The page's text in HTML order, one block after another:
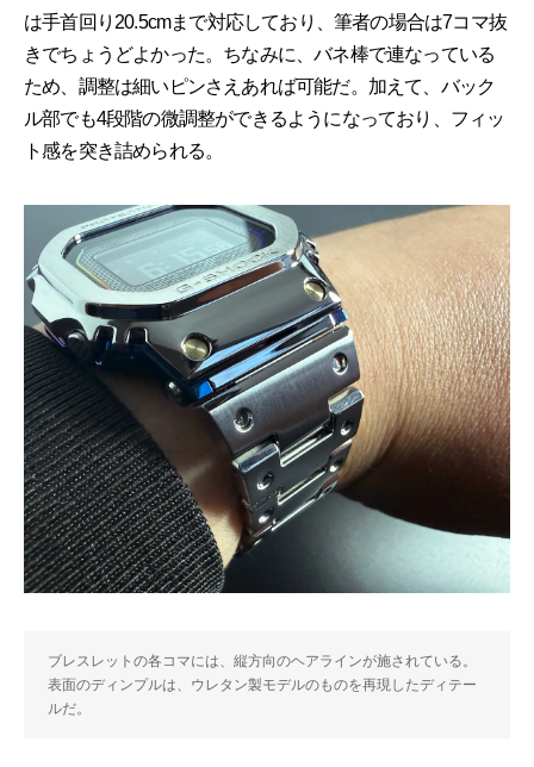
は手首回り20.5cmまで対応しており、筆者の場合は7コマ抜
きでちょうどよかった。ちなみに、バネ棒で連なっている
ため、調整は細いピンさえあれば可能だ。加えて、バック
ル部でも4段階の微調整ができるようになっており、フィッ
ト感を突き詰められる。
ブレスレットの各コマには、縦方向のヘアラインが施されている。
表面のディンプルは、ウレタン製モデルのものを再現したディテー
ルだ。